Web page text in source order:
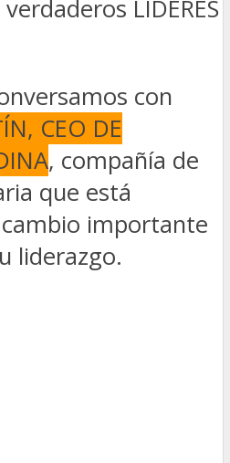
LÍDERES
con
CEO DE
, compañía de
que está
importante
liderazgo.